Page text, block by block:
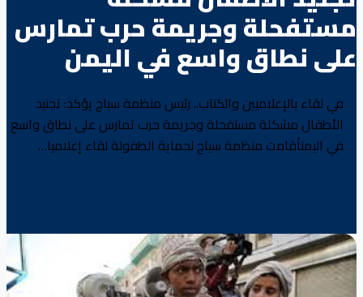
مستفحلة وجريمة حرب تمارس
على نطاق واسع في اليمن
في لقاء بالإعلاميين والكتاب.. رئيس منظمة سياج يؤكد: تجنيد
الأطفال مشكلة مستفحلة وجريمة حرب تمارس على نطاق واسع
في اليمنأقامت منظمة سياج لحماية الطفولة لقاء إعلاميا…